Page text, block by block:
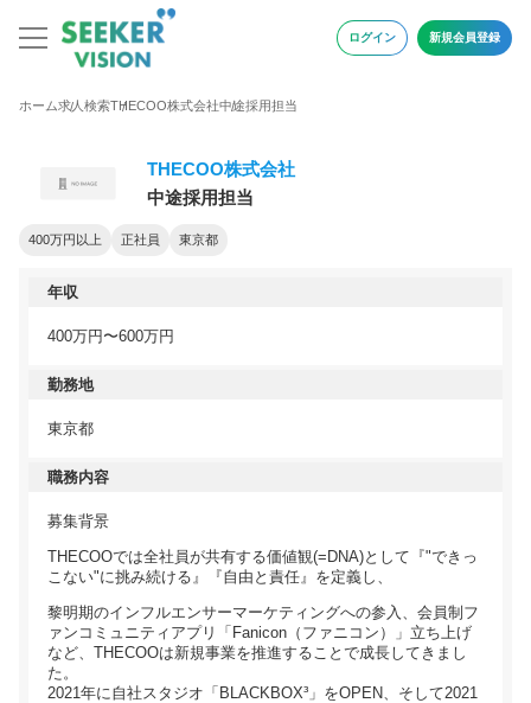
ログイン 新規会員登録
ホーム求人検索THECOO株式会社中途採用担当
THECOO株式会社
中途採用担当
400万円以上 正社員 東京都
年収
400万円〜600万円
勤務地
東京都
職務内容
募集背景
THECOOでは全社員が共有する価値観(=DNA)として『"できっ
こない"に挑み続ける』『自由と責任』を定義し、
黎明期のインフルエンサーマーケティングへの参入、会員制フ
ァンコミュニティアプリ「Fanicon（ファニコン）」立ち上げ
など、THECOOは新規事業を推進することで成長してきまし
た。
2021年に自社スタジオ「BLACKBOX³」をOPEN、そして2021